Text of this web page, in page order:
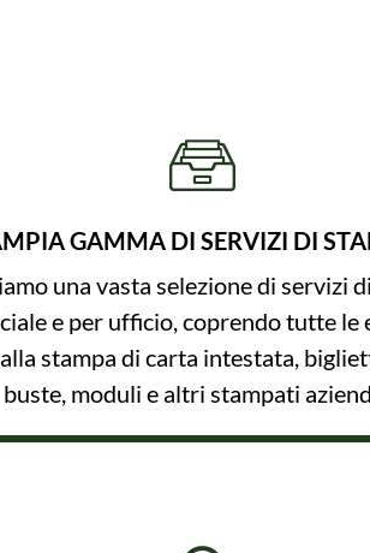
GAMMA DI SERVIZI DI
una vasta selezione di servizi
e per ufficio, coprendo tutte le
stampa di carta intestata,
buste, moduli e altri stampati